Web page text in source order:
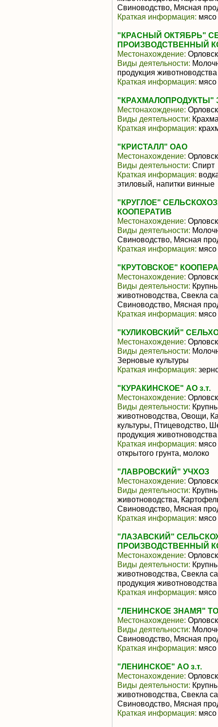
Свиноводство, Мясная
Краткая информация: мясо
"КРАСНЫЙ ОКТЯБРЬ"
ПРОИЗВОДСТВЕННЫЙ
Местонахождение:
Виды деятельности:
продукция животноводства
Краткая информация: мясо
"КРАХМАЛОПРОДУКТЫ"
Местонахождение:
Виды деятельности:
Краткая информация:
"КРИСТАЛЛ" ОАО
Местонахождение:
Виды деятельности: Спирт
Краткая информация:
этиловый, напитки винные
"КРУГЛОЕ"
КООПЕРАТИВ
Местонахождение:
Виды деятельности:
Свиноводство, Мясная
Краткая информация: мясо
"КРУТОВСКОЕ"
Местонахождение:
Виды деятельности:
животноводства, Свекла
Свиноводство, Мясная
Краткая информация: мясо
"КУЛИКОВСКИЙ"
Местонахождение:
Виды деятельности:
Зерновые культуры
Краткая информация:
"КУРАКИНСКОЕ" АО з.т.
Местонахождение:
Виды деятельности:
животноводства, Овощи,
культуры, Птицеводство,
продукция животноводства
Краткая информация: мясо
открытого грунта, молоко
"ЛАВРОВСКИЙ" УЧХОЗ
Местонахождение:
Виды деятельности:
животноводства,
Свиноводство, Мясная
Краткая информация: мясо
"ЛАЗАВСКИЙ"
ПРОИЗВОДСТВЕННЫЙ
Местонахождение:
Виды деятельности:
животноводства, Свекла
продукция животноводства
Краткая информация: мясо
"ЛЕНИНСКОЕ ЗНАМЯ"
Местонахождение:
Виды деятельности:
Свиноводство, Мясная
Краткая информация: мясо
"ЛЕНИНСКОЕ" АО з.т.
Местонахождение:
Виды деятельности:
животноводства, Свекла
Свиноводство, Мясная
Краткая информация: мясо